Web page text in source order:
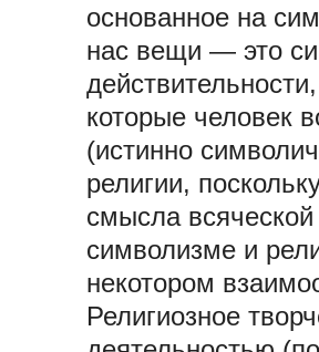
основанное на
нас вещи — это
которые человек
(истинно
религии,
смысла
символизме и
некотором
Религиозное